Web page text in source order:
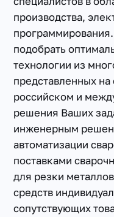
+7(351) 223-
заказать звонок
производства,
подобрать
технологии из
представленных
российском и
решения Ваших
инженерным
автоматизации
поставками
для резки
средств
сопутствующих